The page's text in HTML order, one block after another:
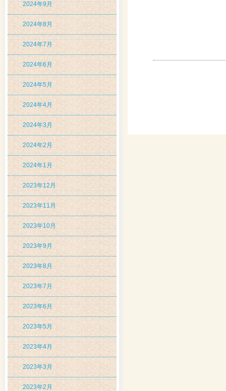
2024年9月
2024年8月
2024年7月
2024年6月
2024年5月
2024年4月
2024年3月
2024年2月
2024年1月
2023年12月
2023年11月
2023年10月
2023年9月
2023年8月
2023年7月
2023年6月
2023年5月
2023年4月
2023年3月
2023年2月